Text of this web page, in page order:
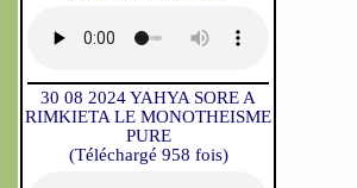
30 08 2024 YAHYA SORE A
RIMKIETA LE MONOTHEISME
PURE
(Téléchargé 958 fois)